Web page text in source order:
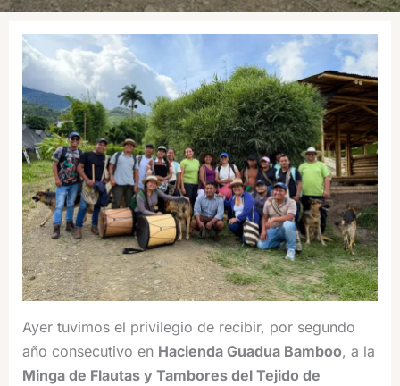
Ayer tuvimos el privilegio de recibir, por segundo
año consecutivo en Hacienda Guadua Bamboo, a la
Minga de Flautas y Tambores del Tejido de